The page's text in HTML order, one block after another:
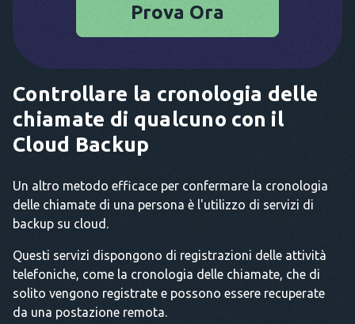
Prova Ora
Controllare la cronologia delle
chiamate di qualcuno con il
Cloud Backup
Un altro metodo efficace per confermare la cronologia
delle chiamate di una persona è l'utilizzo di servizi di
backup su cloud.
Questi servizi dispongono di registrazioni delle attività
telefoniche, come la cronologia delle chiamate, che di
solito vengono registrate e possono essere recuperate
da una postazione remota.